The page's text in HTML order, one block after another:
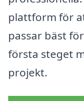
plattform för
passar bäst
första steget
projekt.